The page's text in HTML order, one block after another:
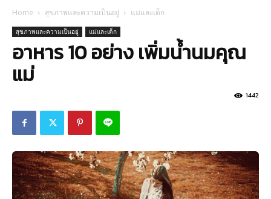
Home สุขภาพและความเป็นอยู่ แม่และเด็ก
สุขภาพและความเป็นอยู่ แม่และเด็ก
อาหาร 10 อย่าง เพิ่มน้ำนมคุณ
แม่
1442